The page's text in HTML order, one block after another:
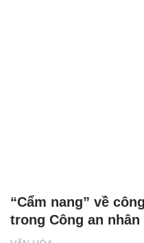
“Cẩm nang” về
trong Công an nhân